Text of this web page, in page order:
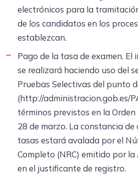
electrónicos para la
de los candidatos en los
establezcan.
Pago de la tasa de examen. El
se realizará haciendo uso del
Pruebas Selectivas del punto
(http://administracion.gob.es/
términos previstos en la
28 de marzo. La constancia
tasas estará avalada por el
Completo (NRC) emitido por
en el justificante de registro.